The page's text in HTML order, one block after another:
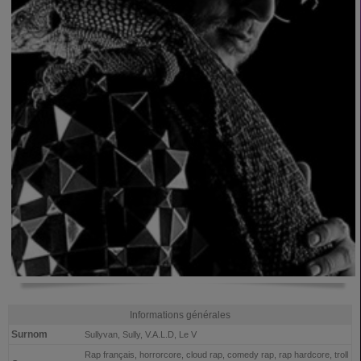
Informations générales
Surnom
Sullyvan, Sully, V.A.L.D, Le V
Rap français, horrorcore, cloud rap, comedy rap, rap hardcore, troll